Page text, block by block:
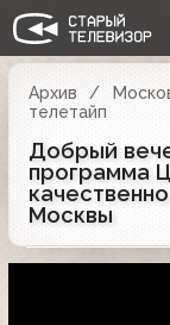
Архив
телетайп
Добрый
программа
Москвы